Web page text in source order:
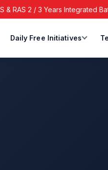
/ 3 Years Integrated Batch
Daily Free Initiatives